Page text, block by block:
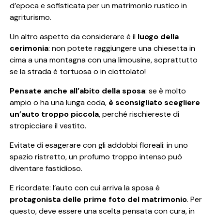
d’epoca e sofisticata per un matrimonio rustico in
agriturismo.
Un altro aspetto da considerare è il luogo della
cerimonia: non potete raggiungere una chiesetta in
cima a una montagna con una limousine, soprattutto
se la strada è tortuosa o in ciottolato!
Pensate anche all’abito della sposa: se è molto
ampio o ha una lunga coda, è sconsigliato scegliere
un’auto troppo piccola, perché rischiereste di
stropicciare il vestito.
Evitate di esagerare con gli addobbi floreali: in uno
spazio ristretto, un profumo troppo intenso può
diventare fastidioso.
E ricordate: l’auto con cui arriva la sposa è
protagonista delle prime foto del matrimonio. Per
questo, deve essere una scelta pensata con cura, in